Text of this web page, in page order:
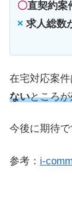
〇直契約案
× 求人総数
在宅対応案件
ないところ
今後に期待で
参考： i-